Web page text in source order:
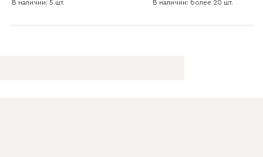
В наличии: 5 шт. В наличии: более 20 шт.